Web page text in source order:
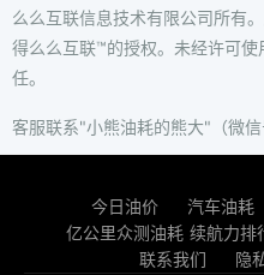
么么互联信息技术有限公司所有
得么么互联™的授权。未经许可
任。
客服联系"小熊油耗的熊大"（微
今日油价 汽车油耗
亿公里众测油耗 续航力排
联系我们
隐